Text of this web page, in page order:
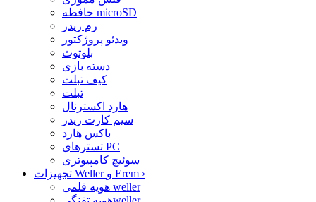
حافظه microSD
رم ریدر
ویدئو پروژکتور
بلوتوث
دسته بازی
کیف تبلت
تبلت
هارد اکسترنال
سیم کارت ریدر
باکس هارد
تسترهای PC
سوئیچ کامپیوتری
تجهیزات Weller و Erem ›
هویه قلمی weller